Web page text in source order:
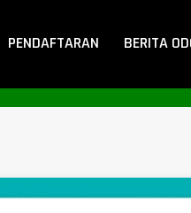
PENDAFTARAN BERITA